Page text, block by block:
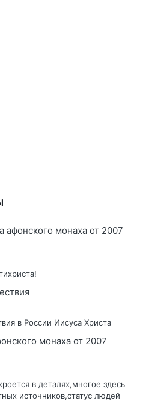
афонского монаха от 2007
в России Иисуса Христа
монаха от 2007
в деталях,многое здесь
источников,статус людей